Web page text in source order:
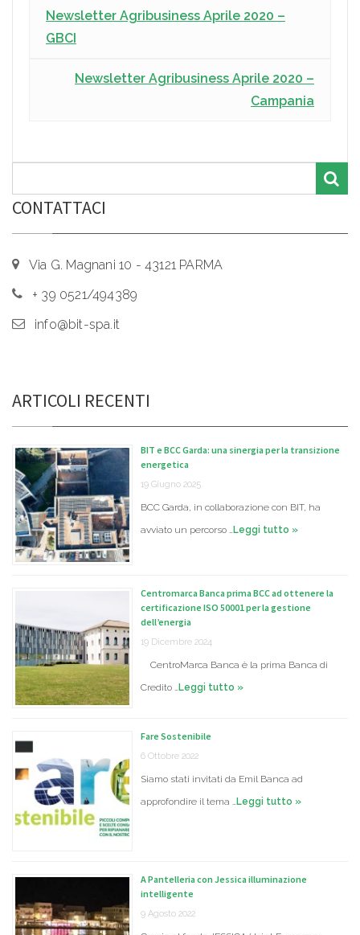
Newsletter Agribusiness Aprile 2020 –
GBCI
Newsletter Agribusiness Aprile 2020 –
Campania
CONTATTACI
Via G. Magnani 10 - 43121 PARMA
+ 39 0521/494389
info@bit-spa.it
ARTICOLI RECENTI
BIT e BCC Garda: una sinergia per la transizione
energetica
19 Giugno 2025
BCC Garda, in collaborazione con BIT, ha
avviato un percorso …Leggi tutto »
Centromarca Banca prima BCC ad ottenere la
certificazione ISO 50001 per la gestione
dell’energia
19 Dicembre 2024
CentroMarca Banca è la prima Banca di
Credito …Leggi tutto »
Fare Sostenibile
6 Ottobre 2022
Siamo stati invitati da Emil Banca ad
approfondire il tema …Leggi tutto »
A Pantelleria con Jessica illuminazione
intelligente
9 Agosto 2022